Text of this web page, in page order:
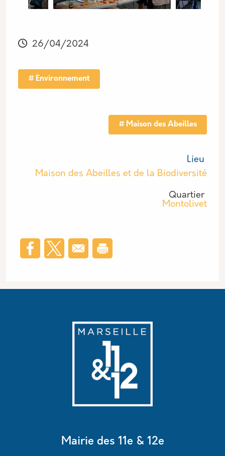
26/04/2024
Environnement
Maison des Abeilles
Lieu
Maison des Abeilles et de la Biodiversité
Quartier
Montolivet
Mairie des 11e & 12e